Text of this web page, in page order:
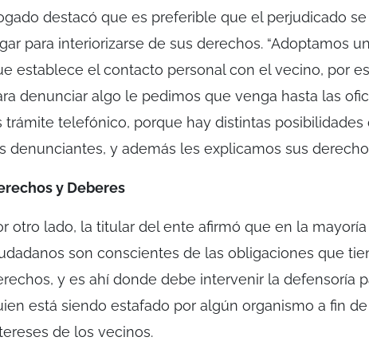
destacó que es preferible que el perjudicado
para interiorizarse de sus derechos. “Adoptamos
establece el contacto personal con el vecino, por
denunciar algo le pedimos que venga hasta las
trámite telefónico, porque hay distintas posibilidades
denunciantes, y además les explicamos sus
y Deberes
otro lado, la titular del ente afirmó que en la
son conscientes de las obligaciones que
y es ahí donde debe intervenir la defensoría
está siendo estafado por algún organismo a fin
de los vecinos.